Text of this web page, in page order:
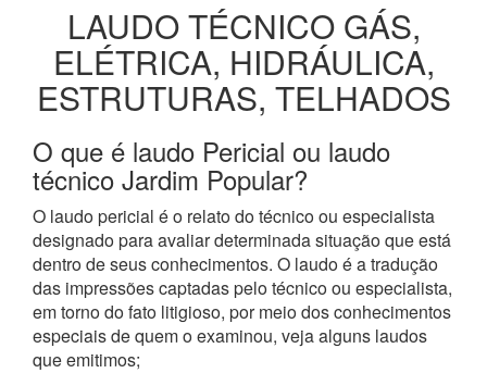
LAUDO TÉCNICO GÁS,
ELÉTRICA, HIDRÁULICA,
ESTRUTURAS, TELHADOS
O que é laudo Pericial ou laudo
técnico Jardim Popular?
O laudo pericial é o relato do técnico ou especialista
designado para avaliar determinada situação que está
dentro de seus conhecimentos. O laudo é a tradução
das impressões captadas pelo técnico ou especialista,
em torno do fato litigioso, por meio dos conhecimentos
especiais de quem o examinou, veja alguns laudos
que emitimos;